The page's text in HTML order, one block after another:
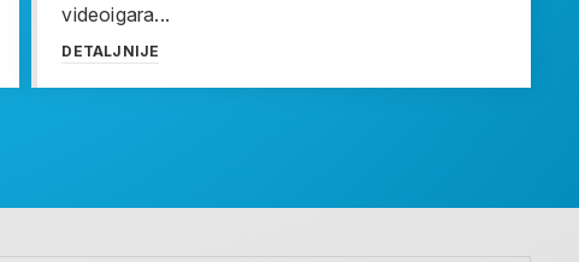
videoigara...
DETALJNIJE